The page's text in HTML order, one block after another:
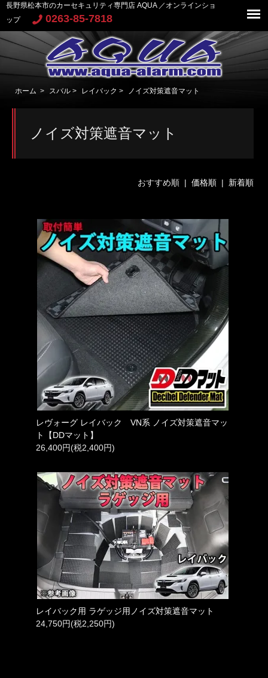
長野県松本市のカーセキュリティ専門店 AQUA ／オンラインショ
ップ
0263-85-7818
ホーム > スバル > レイバック > ノイズ対策遮音マット
ノイズ対策遮音マット
おすすめ順 | 価格順| 新着順
レヴォーグ レイバック VN系 ノイズ対策遮音マッ
ト【DDマット】
26,400円(税2,400円)
レイバック用 ラゲッジ用ノイズ対策遮音マット
24,750円(税2,250円)